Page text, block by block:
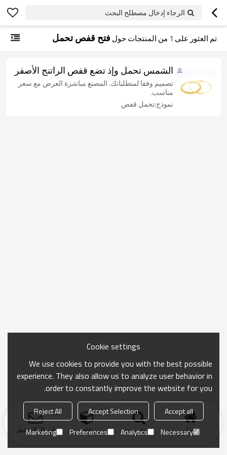
الرجاء إدخال مصطلح البحث
تم العثور على 1 من المنتجات حول فتح قفص تحمل
الشمس تحمل وإذ تضع قفص الراتنج الأصفر
تصميم وفقا لمتطلباتك. المصنع مباشرة العرض مع سعر
مناسب.
نموذج:تحمل قفص
منزل بحث فئة ارسال التحقيق
Cookie settings
We use cookies to provide you with the best possible
experience. They also allow us to analyze user behavior in
order to constantly improve the website for you.
Accept all
Accept Selection
Reject All
Necessary
Analytics
Preferences
Marketing